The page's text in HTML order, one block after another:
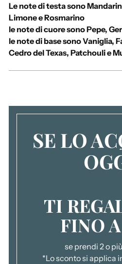
u
n
p
r
o
d
t
Le note di testa sono
Limone e Rosmarino
le note di cuore sono Pepe,
le note di base sono Vaniglia,
Cedro del Texas, Patchouli e
SE LO
TI
FINO
se prendi 2 o
*Lo sconto si applica